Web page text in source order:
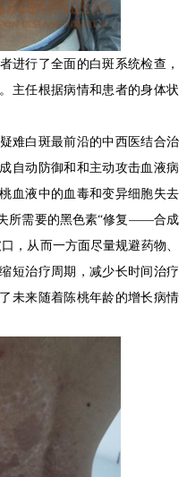
进行了全面的白斑系统检查，
主任根据病情和患者的身体状
难白斑最前沿的中西医结合治
自动防御和和主动攻击血液病
血液中的血毒和变异细胞失去
所需要的黑色素“修复——合成
从而一方面尽量规避药物、
短治疗周期，减少长时间治疗
未来随着陈桃年龄的增长病情